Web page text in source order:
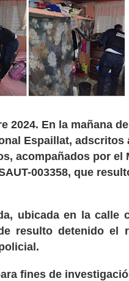
2024. En la mañana
Espaillat, adscritos
acompañados por el
003358, que
ubicada en la calle
resulto detenido el
fines de